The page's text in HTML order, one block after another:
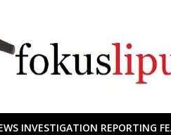
INVESTIGATION REPORTING